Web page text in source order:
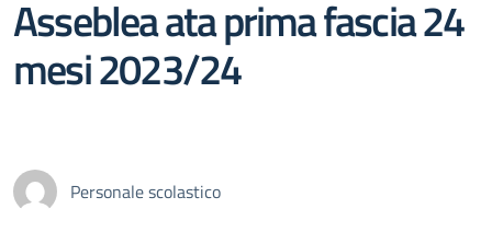
Asseblea ata prima fascia 24
mesi 2023/24
Personale scolastico